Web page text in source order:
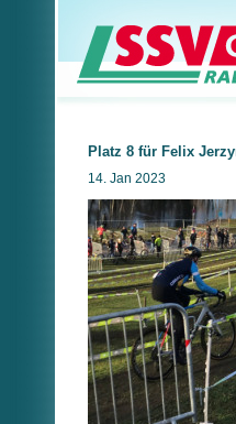
Platz 8 für Felix
14. Jan 2023